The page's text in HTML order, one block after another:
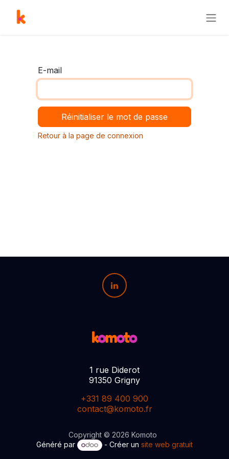
E-mail
Réinitialiser le mot de passe
Retour à la page de connexion
1 rue Diderot
91350 Grigny
+331 89 400 900
contact@komoto.fr
Copyright © 2026 Komoto
Généré par
- Créer un site web gratuit